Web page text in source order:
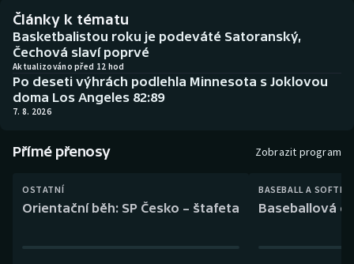
Basketbal
Biatlon
Boby a skeleton
Box
Curling
Historické návraty
Aplikace ČT sport
AZ kvíz
Články k tématu
Basketbalistou roku je podeváté Satoranský,
Čechová slaví poprvé
Aktualizováno před 12 hod
Po deseti výhrách podlehla Minnesota s Joklovou
doma Los Angeles 82:89
7. 8. 2026
Přímé přenosy Zobrazit program
OSTATNÍ
Orientační běh: SP Česko – štafeta
BASEBALL A
Baseballová